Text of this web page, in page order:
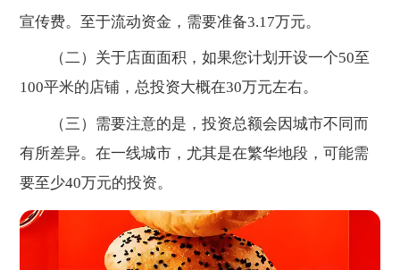
宣传费。至于流动资金，需要准备3.17万元。
（二）关于店面面积，如果您计划开设一个50至
100平米的店铺，总投资大概在30万元左右。
（三）需要注意的是，投资总额会因城市不同而
有所差异。在一线城市，尤其是在繁华地段，可能需
要至少40万元的投资。